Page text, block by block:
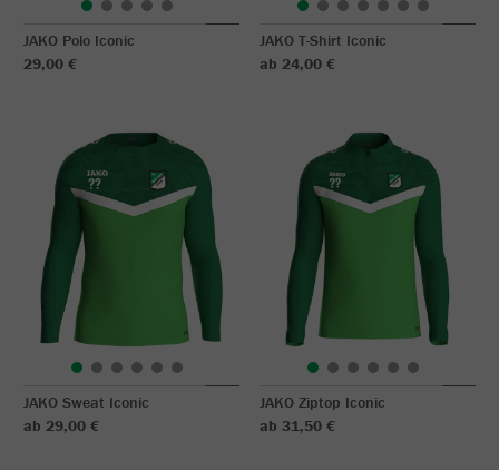
JAKO Polo Iconic
29,00 €
JAKO T-Shirt Iconic
ab 24,00 €
JAKO Sweat Iconic
ab 29,00 €
JAKO Ziptop Iconic
ab 31,50 €